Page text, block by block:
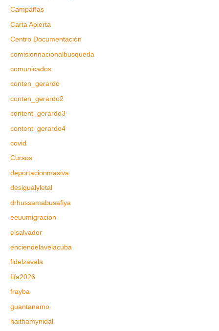
Campañas
Carta Abierta
Centro Documentación
comisionnacionalbusqueda
comunicados
conten_gerardo
conten_gerardo2
content_gerardo3
content_gerardo4
covid
Cursos
deportacionmasiva
desigualyletal
drhussamabusafiya
eeuumigracion
elsalvador
enciendelavelacuba
fidelzavala
fifa2026
frayba
guantanamo
haithamynidal